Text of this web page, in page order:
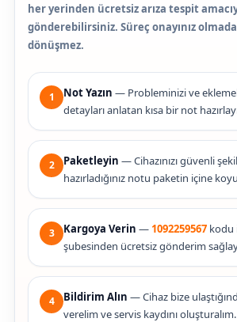
her yerinden ücretsiz arıza tespit
gönderebilirsiniz. Süreç onayınız
dönüşmez.
1 Not Yazın — Probleminizi ve
detayları anlatan kısa bir not
2 Paketleyin — Cihazınızı güvenli
hazırladığınız notu paketin içine
3 Kargoya Verin — 1092259567 kodu
şubesinden ücretsiz gönderim
4 Bildirim Alın — Cihaz bize
verelim ve servis kaydını oluşturalım.